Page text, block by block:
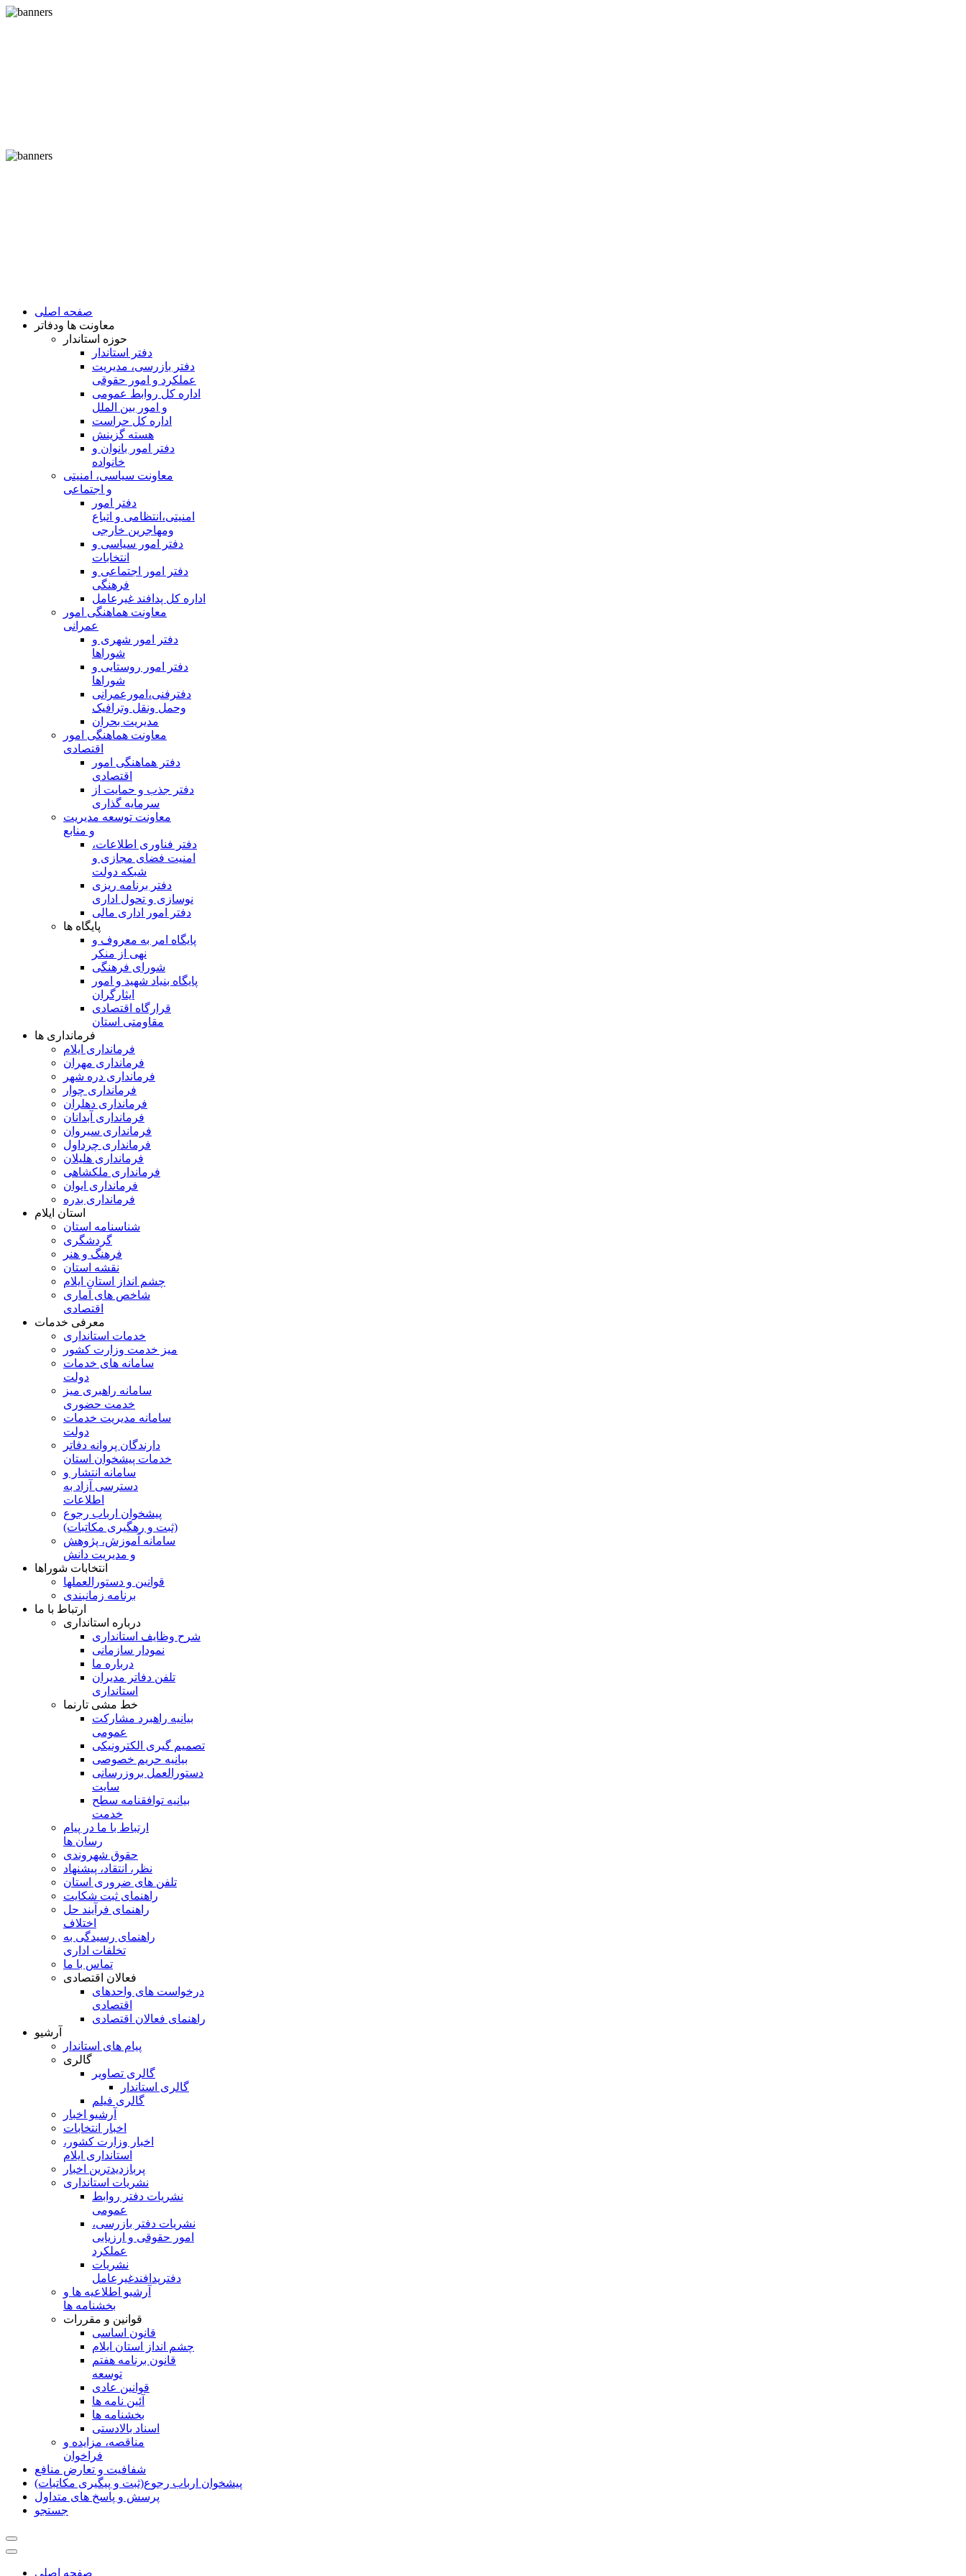
صفحه اصلی
معاونت ها ودفاتر
حوزه استاندار
دفتر استاندار
دفتر بازرسی، مدیریت
عملکرد و امور حقوقی
اداره کل روابط عمومی
و امور بین الملل
اداره کل حراست
هسته گزینش
دفتر امور بانوان و
خانواده
معاونت سیاسی، امنیتی
و اجتماعی
دفتر امور
امنيتی،انتظامی و اتباع
ومهاجرین خارجی
دفتر امور سیاسی و
انتخابات
دفتر امور اجتماعی و
فرهنگی
اداره کل پدافند غیرعامل
معاونت هماهنگی امور
عمرانی
دفتر امور شهری و
شوراها
دفتر امور روستایی و
شوراها
دفترفنی،امورعمرانی
وحمل ونقل وترافيک
مدیریت بحران
معاونت هماهنگی امور
اقتصادی
دفتر هماهنگی امور
اقتصادی
دفتر جذب و حمایت از
سرمایه گذاری
معاونت توسعه مدیریت
و منابع
دفتر فناوری اطلاعات،
امنیت فضای مجازی و
شبکه دولت
دفتر برنامه ریزی
نوسازی و تحول اداری
دفتر امور اداری مالی
پایگاه ها
پایگاه امر به معروف و
نهی از منکر
شورای فرهنگی
پایگاه بنیاد شهید و امور
ایثارگران
قرارگاه اقتصادی
مقاومتی استان
فرمانداری ها
فرمانداری ایلام
فرمانداری مهران
فرمانداری دره شهر
فرمانداری چوار
فرمانداری دهلران
فرمانداری آبدانان
فرمانداری سیروان
فرمانداری چرداول
فرمانداری هلیلان
فرمانداری ملکشاهی
فرمانداری ایوان
فرمانداری بدره
استان ایلام
شناسنامه استان
گردشگری
فرهنگ و هنر
نقشه استان
چشم انداز استان ایلام
شاخص های آماری
اقتصادی
معرفی خدمات
خدمات استانداری
میز خدمت وزارت کشور
سامانه های خدمات
دولت
سامانه راهبری میز
خدمت حضوری
سامانه مدیریت خدمات
دولت
دارندگان پروانه دفاتر
خدمات پیشخوان استان
سامانه انتشار و
دسترسی آزاد به
اطلاعات
پیشخوان ارباب رجوع
(ثبت و رهگیری مکاتبات)
سامانه آموزش، پژوهش
و مدیریت دانش
انتخابات شوراها
قوانین و دستورالعملها
برنامه زمانبندی
ارتباط با ما
درباره استانداری
شرح وظایف استانداری
نمودار سازمانی
درباره ما
تلفن دفاتر مدیران
استانداری
خط مشی تارنما
بیانیه راهبرد مشارکت
عمومی
تصمیم گیری الکترونیکی
بیانیه حریم خصوصی
دستورالعمل بروزرسانی
سایت
بیانیه توافقنامه سطح
خدمت
ارتباط با ما در پیام
رسان ها
حقوق شهروندی
نظر، انتقاد، پیشنهاد
تلفن های ضروری استان
راهنمای ثبت شکایت
راهنمای فرآیند حل
اختلاف
راهنمای رسیدگی به
تخلفات اداری
تماس با ما
فعالان اقتصادی
درخواست های واحدهای
اقتصادی
راهنمای فعالان اقتصادی
آرشیو
پیام های استاندار
گالری
گالری تصاویر
گالری استاندار
گالری فیلم
آرشیو اخبار
اخبار انتخابات
اخبار وزارت کشور،
استانداری ایلام
پربازدیدترین اخبار
نشریات استانداری
نشریات دفتر روابط
عمومی
نشريات دفتر بازرسی،
امور حقوقی و ارزيابی
عملکرد
نشريات
دفترپدافندغيرعامل
آرشیو اطلاعیه ها و
بخشنامه ها
قوانین و مقررات
قانون اساسی
چشم انداز استان ایلام
قانون برنامه هفتم
توسعه
قوانین عادی
آئین نامه ها
بخشنامه ها
اسناد بالادستی
مناقصه، مزایده و
فراخوان
شفافیت و تعارض منافع
پیشخوان ارباب رجوع(ثبت و پیگیری مکاتبات)
پرسش و پاسخ های متداول
جستجو
صفحه اصلی